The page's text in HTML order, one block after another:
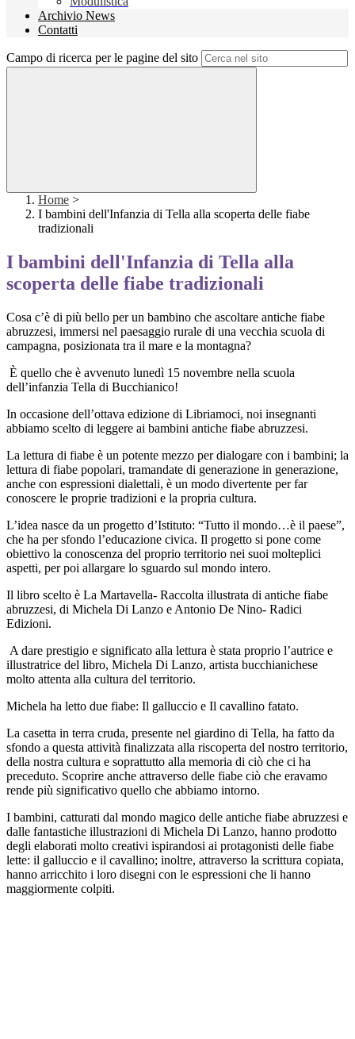
Archivio News
Contatti
Campo di ricerca per le pagine del sito
Home >
I bambini dell'Infanzia di Tella alla scoperta delle fiabe
tradizionali
I bambini dell'Infanzia di Tella alla
scoperta delle fiabe tradizionali
Cosa c’è di più bello per un bambino che ascoltare antiche fiabe
abruzzesi, immersi nel paesaggio rurale di una vecchia scuola di
campagna, posizionata tra il mare e la montagna?
È quello che è avvenuto lunedì 15 novembre nella scuola
dell’infanzia Tella di Bucchianico!
In occasione dell’ottava edizione di Libriamoci, noi insegnanti
abbiamo scelto di leggere ai bambini antiche fiabe abruzzesi.
La lettura di fiabe è un potente mezzo per dialogare con i bambini; la
lettura di fiabe popolari, tramandate di generazione in generazione,
anche con espressioni dialettali, è un modo divertente per far
conoscere le proprie tradizioni e la propria cultura.
L’idea nasce da un progetto d’Istituto: “Tutto il mondo…è il paese”,
che ha per sfondo l’educazione civica. Il progetto si pone come
obiettivo la conoscenza del proprio territorio nei suoi molteplici
aspetti, per poi allargare lo sguardo sul mondo intero.
Il libro scelto è La Martavella- Raccolta illustrata di antiche fiabe
abruzzesi, di Michela Di Lanzo e Antonio De Nino- Radici
Edizioni.
A dare prestigio e significato alla lettura è stata proprio l’autrice e
illustratrice del libro, Michela Di Lanzo, artista bucchianichese
molto attenta alla cultura del territorio.
Michela ha letto due fiabe: Il galluccio e Il cavallino fatato.
La casetta in terra cruda, presente nel giardino di Tella, ha fatto da
sfondo a questa attività finalizzata alla riscoperta del nostro territorio,
della nostra cultura e soprattutto alla memoria di ciò che ci ha
preceduto. Scoprire anche attraverso delle fiabe ciò che eravamo
rende più significativo quello che abbiamo intorno.
I bambini, catturati dal mondo magico delle antiche fiabe abruzzesi e
dalle fantastiche illustrazioni di Michela Di Lanzo, hanno prodotto
degli elaborati molto creativi ispirandosi ai protagonisti delle fiabe
lette: il galluccio e il cavallino; inoltre, attraverso la scrittura copiata,
hanno arricchito i loro disegni con le espressioni che li hanno
maggiormente colpiti.